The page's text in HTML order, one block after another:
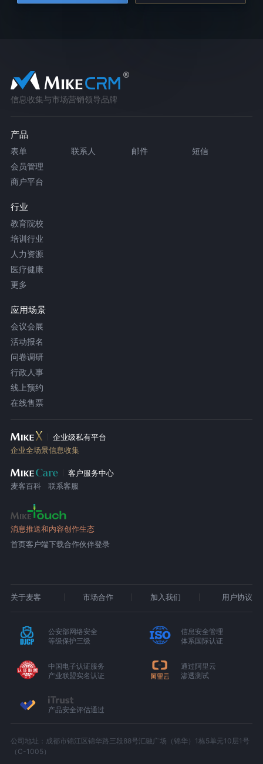
信息收集与市场营销领导品牌
产品
表单 联系人 邮件
短信
会员管理
商户平台
行业
教育院校
培训行业
人力资源
医疗健康
更多
应用场景
会议会展
活动报名
问卷调研
行政人事
线上预约
在线售票
企业级私有平台
企业全场景信息收集
客户服务中心
麦客百科
联系客服
消息推送和内容创作生态
首页客户端下载合作伙伴登录
关于麦客 市场合作 加入我们 用户协议
公安部网络安全
等级保护三级
信息安全管理
体系国际认证
中国电子认证服务
产业联盟实名认证
通过阿里云
渗透测试
产品安全评估通过
公司地址：成都市锦江区锦华路三段88号汇融广场（锦华）1栋5单元10层1号
（C-1005）